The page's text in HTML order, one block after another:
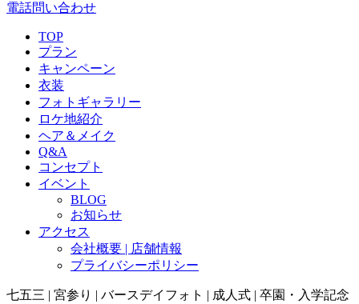
電話問い合わせ
TOP
プラン
キャンペーン
衣装
フォトギャラリー
ロケ地紹介
ヘア＆メイク
Q&A
コンセプト
イベント
BLOG
お知らせ
アクセス
会社概要 | 店舗情報
プライバシーポリシー
七五三 | 宮参り | バースデイフォト | 成人式 | 卒園・入学記念